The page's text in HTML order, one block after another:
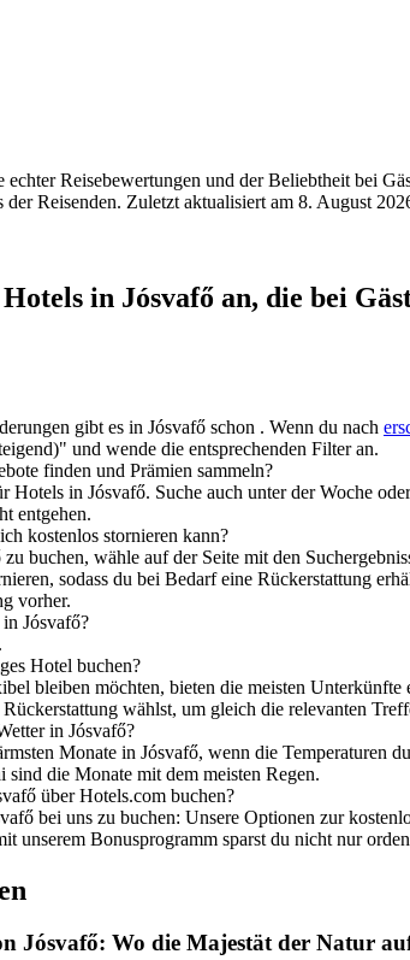
Reisebewertungen und der Beliebtheit bei
Reisenden. Zuletzt aktualisiert am 8. August
in Jósvafő an, die bei
gibt es in Jósvafő schon . Wenn du nach
und wende die entsprechenden Filter an.
finden und Prämien sammeln?
in Jósvafő. Suche auch unter der Woche
entgehen.
kostenlos stornieren kann?
buchen, wähle auf der Seite mit den
sodass du bei Bedarf eine Rückerstattung
vorher.
Jósvafő?
.
Hotel buchen?
bleiben möchten, bieten die meisten
wählst, um gleich die relevanten
in Jósvafő?
Monate in Jósvafő, wenn die Temperaturen
die Monate mit dem meisten Regen.
über Hotels.com buchen?
bei uns zu buchen: Unsere Optionen zur
unserem Bonusprogramm sparst du nicht nur
Jósvafő: Wo die Majestät der Natur